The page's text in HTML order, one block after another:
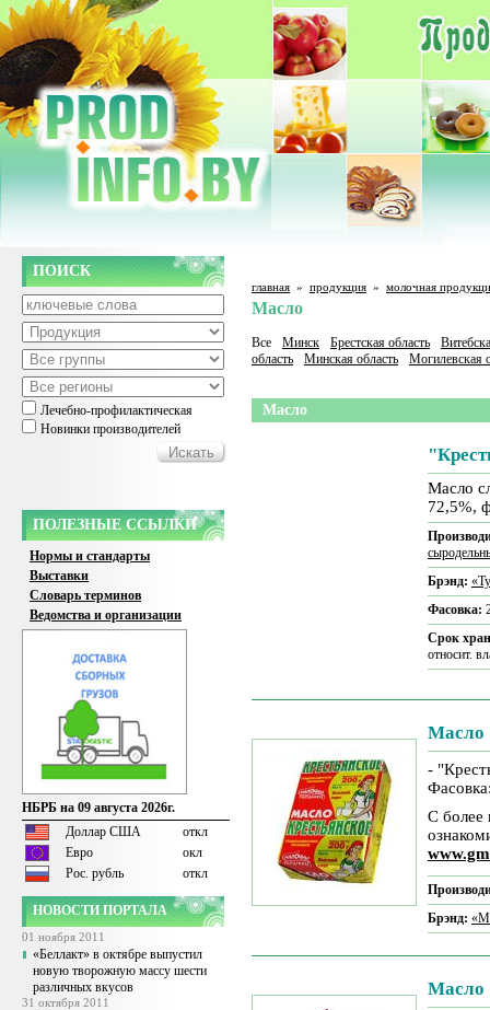
ПОИСК
Лечебно-профилактическая
Новинки производителей
ПОЛЕЗНЫЕ ССЫЛКИ
Нормы и стандарты
Выставки
Словарь терминов
Ведомства и организации
НБРБ на 09 августа 2026г.
Доллар США
откл
Евро
окл
Рос. рубль
откл
НОВОСТИ ПОРТАЛА
01 ноября 2011
«Беллакт» в октябре выпустил
новую творожную массу шести
различных вкусов
31 октября 2011
главная » продукция » молочная
Масло
Все Минск Брестская область
область
Минская область Могилевская
Масло
Масло
72,5%,
Брэнд:
Фасовка:
Срок
относит.
Масло
-
С более
Брэнд:
Масло